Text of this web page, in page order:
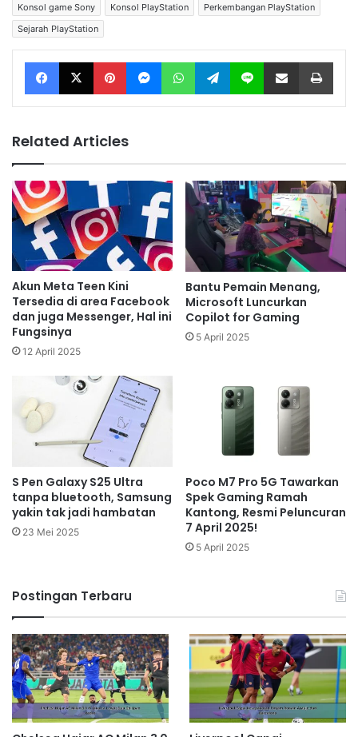
Konsol game Sony
Konsol PlayStation
Perkembangan PlayStation
Sejarah PlayStation
Facebook X Pinterest Messenger WhatsApp Telegram Line Share via Email
Related Articles
Akun Meta Teen Kini
Tersedia di area Facebook
dan juga Messenger, Hal ini
Fungsinya
12 April 2025
Bantu Pemain Menang,
Microsoft Luncurkan
Copilot for Gaming
5 April 2025
S Pen Galaxy S25 Ultra
tanpa bluetooth, Samsung
yakin tak jadi hambatan
23 Mei 2025
Poco M7 Pro 5G Tawarkan
Spek Gaming Ramah
Kantong, Resmi Peluncuran
7 April 2025!
5 April 2025
Postingan Terbaru